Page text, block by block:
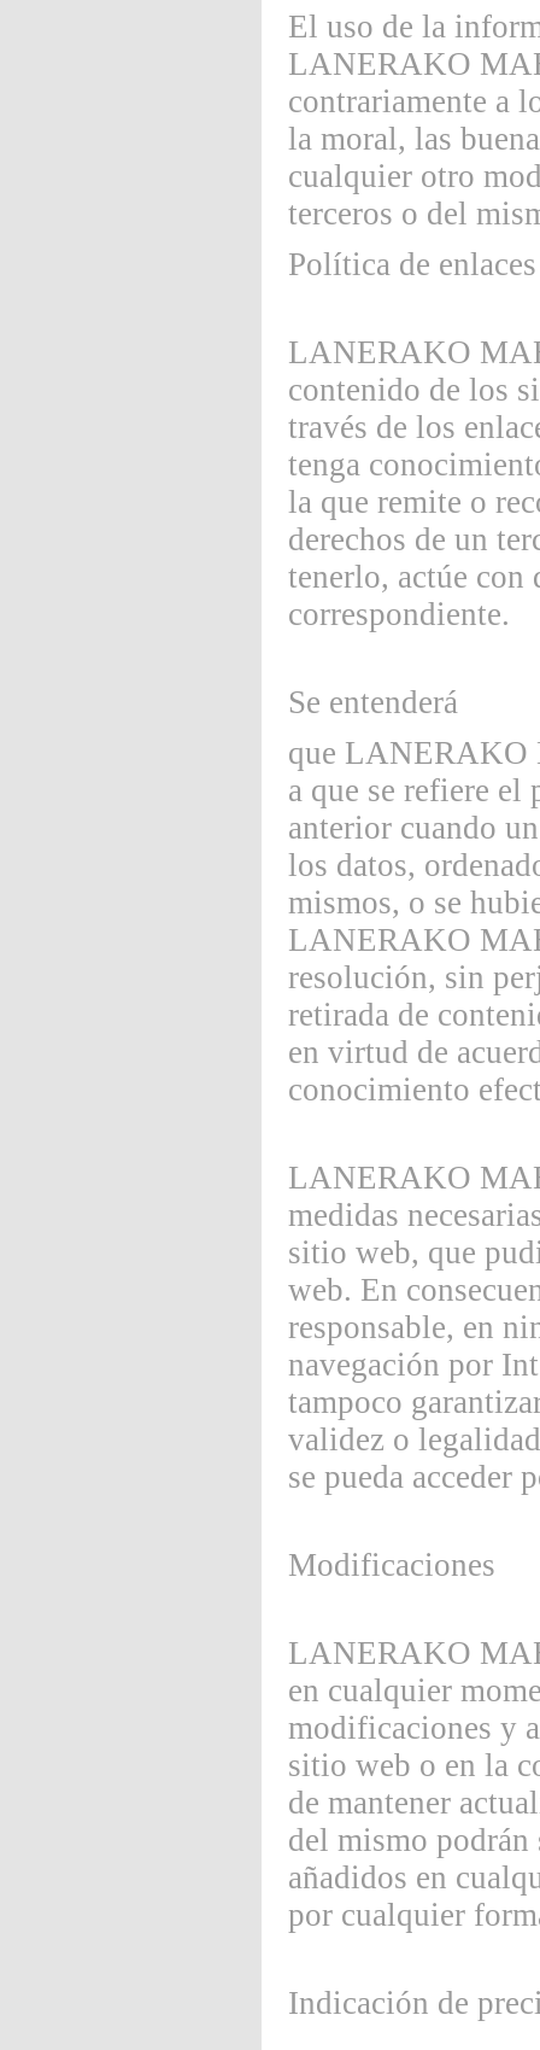
El uso de la
LANERAKO
contrariamente a
la moral, las
cualquier otro
terceros o del
Política de
LANERAKO
contenido de los
través de los
tenga
la que remite o
derechos de un
tenerlo, actúe
correspondiente.
Se entenderá
que LANERAKO
a que se refiere el
anterior cuando
los datos,
mismos, o se
LANERAKO
resolución, sin
retirada de
en virtud de
conocimiento
LANERAKO
medidas
sitio web, que
web. En
responsable, en
navegación por
tampoco
validez o
se pueda acceder
Modificaciones
LANERAKO
en cualquier
modificaciones y
sitio web o en la
de mantener
del mismo
añadidos en
por cualquier
Indicación de